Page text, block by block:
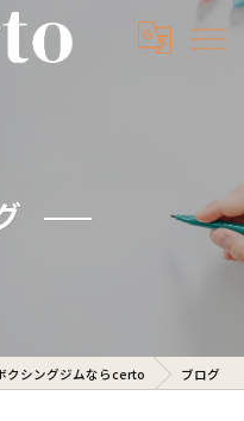
クシングジムならcerto ブログ